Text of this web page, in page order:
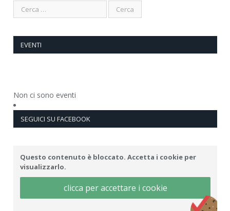
EVENTI
Non ci sono eventi
SEGUICI SU FACEBOOK
Questo contenuto è bloccato. Accetta i cookie per
visualizzarlo.
clicca per accettare i cookie